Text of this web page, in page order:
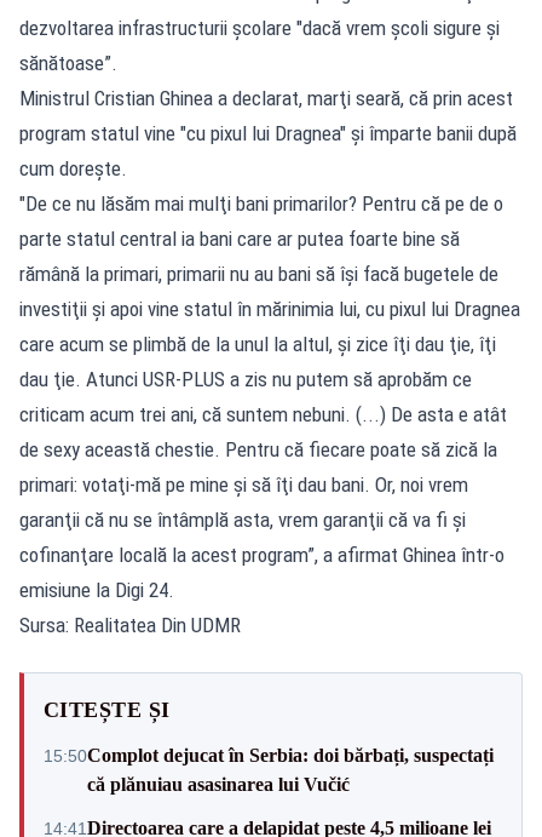
dezvoltarea infrastructurii şcolare "dacă vrem şcoli sigure şi
sănătoase”.
Ministrul Cristian Ghinea a declarat, marţi seară, că prin acest
program statul vine "cu pixul lui Dragnea" şi împarte banii după
cum doreşte.
"De ce nu lăsăm mai mulţi bani primarilor? Pentru că pe de o
parte statul central ia bani care ar putea foarte bine să
rămână la primari, primarii nu au bani să îşi facă bugetele de
investiţii şi apoi vine statul în mărinimia lui, cu pixul lui Dragnea
care acum se plimbă de la unul la altul, şi zice îţi dau ţie, îţi
dau ţie. Atunci USR-PLUS a zis nu putem să aprobăm ce
criticam acum trei ani, că suntem nebuni. (...) De asta e atât
de sexy această chestie. Pentru că fiecare poate să zică la
primari: votaţi-mă pe mine şi să îţi dau bani. Or, noi vrem
garanţii că nu se întâmplă asta, vrem garanţii că va fi şi
cofinanţare locală la acest program”, a afirmat Ghinea într-o
emisiune la Digi 24.
Sursa: Realitatea Din UDMR
CITEȘTE ȘI
15:50Complot dejucat în Serbia: doi bărbați, suspectați
că plănuiau asasinarea lui Vučić
14:41Directoarea care a delapidat peste 4,5 milioane lei